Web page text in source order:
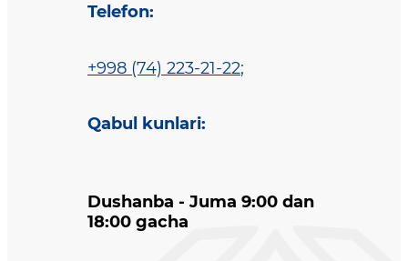
Telefon:
+998 (74) 223-21-22;
Qabul kunlari:
Dushanba - Juma 9:00 dan
18:00 gacha